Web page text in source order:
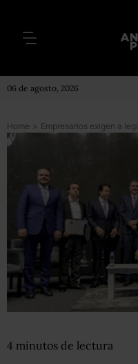
06 de agosto, 2026
Home >
4 minutos de lectura